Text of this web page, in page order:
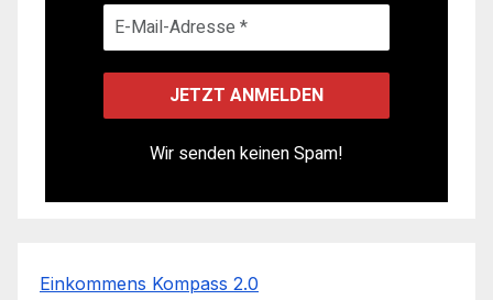
Wir senden keinen Spam!
Einkommens Kompass 2.0